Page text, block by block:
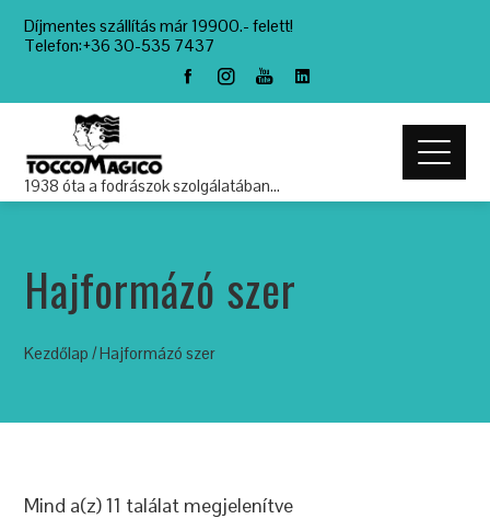
Díjmentes szállítás már 19900.- felett!
Telefon:+36 30-535 7437
1938 óta a fodrászok szolgálatában…
Hajformázó szer
Kezdőlap / Hajformázó szer
Mind a(z) 11 találat megjelenítve